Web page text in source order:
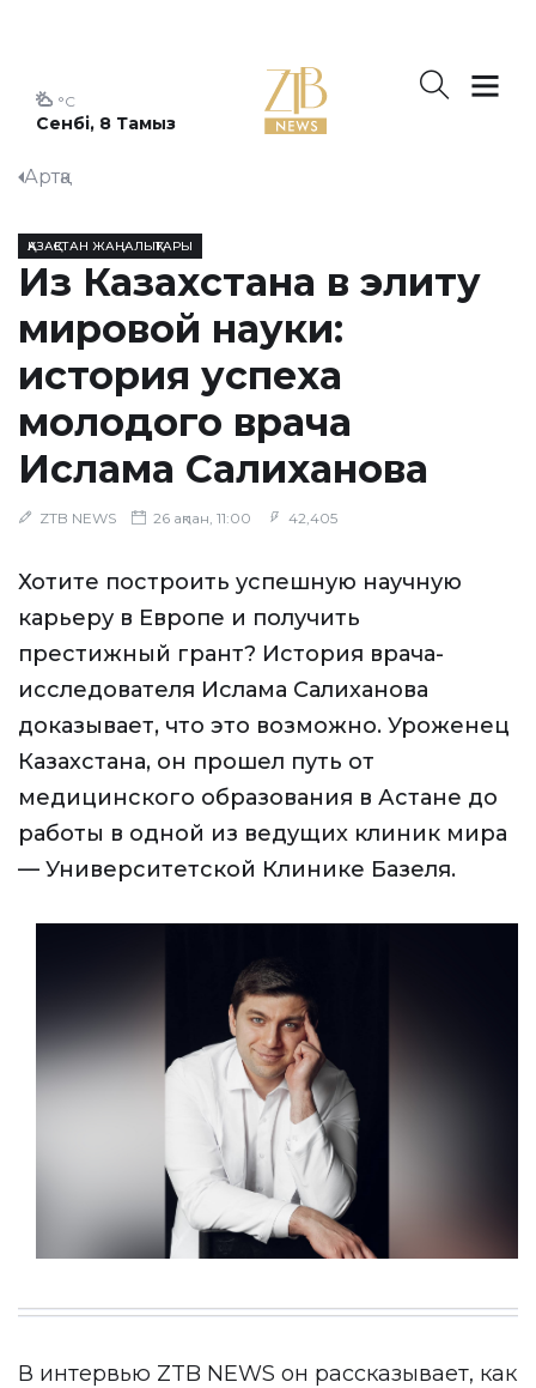
Сенбі, 8 Тамыз
°C
Артқа
ҚАЗАҚСТАН ЖАҢАЛЫҚТАРЫ
Из Казахстана в элиту
мировой науки:
история успеха
молодого врача
Ислама Салиханова
ZTB NEWS 26 ақпан, 11:00 42,405
Хотите построить успешную научную
карьеру в Европе и получить
престижный грант? История врача-
исследователя Ислама Салиханова
доказывает, что это возможно. Уроженец
Казахстана, он прошел путь от
медицинского образования в Астане до
работы в одной из ведущих клиник мира
— Университетской Клинике Базеля.
В интервью ZTB NEWS он рассказывает, как